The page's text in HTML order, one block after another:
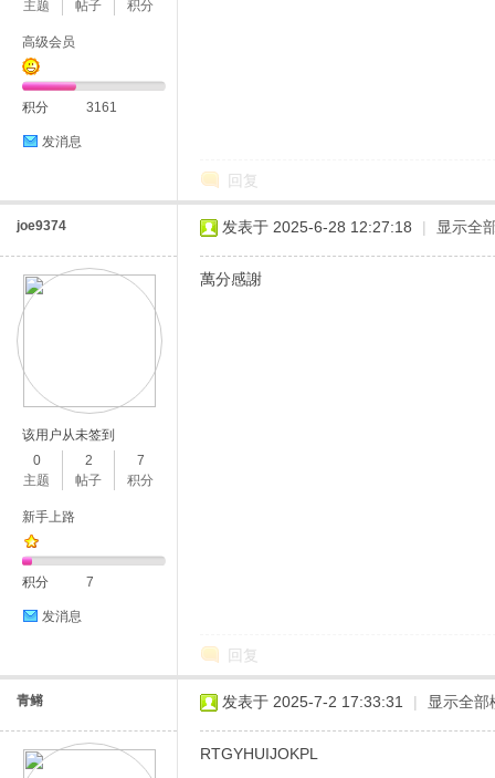
主题
帖子
积分
高级会员
积分 3161
发消息
回复
joe9374
该用户从未签到
0
主题
2
帖子
7
积分
新手上路
积分 7
发消息
发表于 2025-6-28 12:27:18 | 显示全
萬分感謝
回复
青鳉 发表于 2025-7-2 17:33:31 | 显示全部
RTGYHUIJOKPL